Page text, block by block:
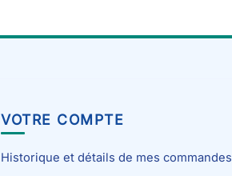
VOTRE COMPTE
Historique et détails de mes commandes